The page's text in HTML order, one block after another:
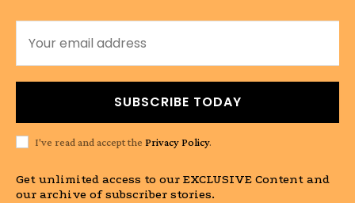
SUBSCRIBE TODAY
I've read and accept the Privacy Policy.
Get unlimited access to our EXCLUSIVE Content and
our archive of subscriber stories.